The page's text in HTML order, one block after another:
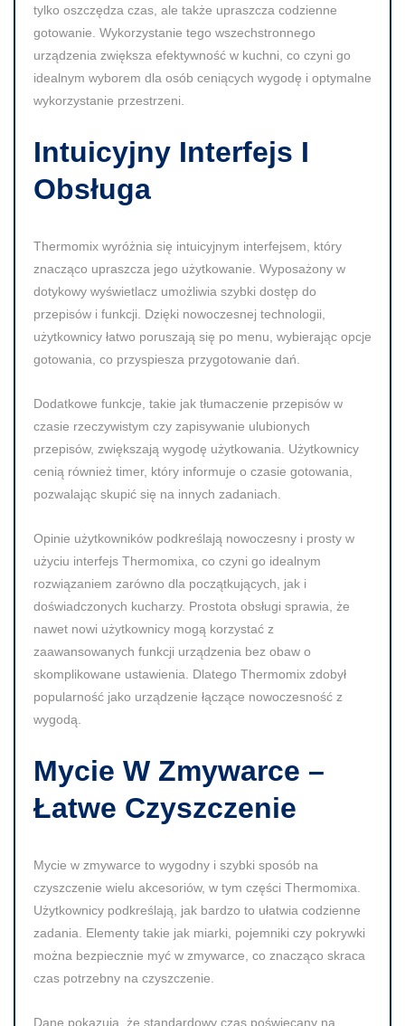
tylko oszczędza czas, ale także upraszcza codzienne
gotowanie. Wykorzystanie tego wszechstronnego
urządzenia zwiększa efektywność w kuchni, co czyni go
idealnym wyborem dla osób ceniących wygodę i optymalne
wykorzystanie przestrzeni.
Intuicyjny Interfejs I
Obsługa
Thermomix wyróżnia się intuicyjnym interfejsem, który
znacząco upraszcza jego użytkowanie. Wyposażony w
dotykowy wyświetlacz umożliwia szybki dostęp do
przepisów i funkcji. Dzięki nowoczesnej technologii,
użytkownicy łatwo poruszają się po menu, wybierając opcje
gotowania, co przyspiesza przygotowanie dań.
Dodatkowe funkcje, takie jak tłumaczenie przepisów w
czasie rzeczywistym czy zapisywanie ulubionych
przepisów, zwiększają wygodę użytkowania. Użytkownicy
cenią również timer, który informuje o czasie gotowania,
pozwalając skupić się na innych zadaniach.
Opinie użytkowników podkreślają nowoczesny i prosty w
użyciu interfejs Thermomixa, co czyni go idealnym
rozwiązaniem zarówno dla początkujących, jak i
doświadczonych kucharzy. Prostota obsługi sprawia, że
nawet nowi użytkownicy mogą korzystać z
zaawansowanych funkcji urządzenia bez obaw o
skomplikowane ustawienia. Dlatego Thermomix zdobył
popularność jako urządzenie łączące nowoczesność z
wygodą.
Mycie W Zmywarce –
Łatwe Czyszczenie
Mycie w zmywarce to wygodny i szybki sposób na
czyszczenie wielu akcesoriów, w tym części Thermomixa.
Użytkownicy podkreślają, jak bardzo to ułatwia codzienne
zadania. Elementy takie jak miarki, pojemniki czy pokrywki
można bezpiecznie myć w zmywarce, co znacząco skraca
czas potrzebny na czyszczenie.
Dane pokazują, że standardowy czas poświęcany na